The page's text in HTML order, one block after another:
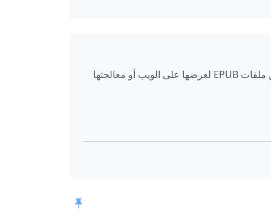
تحويل ملفات كتب EPUB الإلكترونية إلى صيغة HTML. استخراج محتوى الكتاب والبيانات الوصفية والفصول والصور من ملفات EPUB لعرضها على الويب أو معالجتها